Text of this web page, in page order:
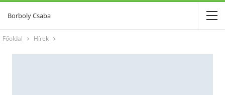
Borboly Csaba
Főoldal Hírek